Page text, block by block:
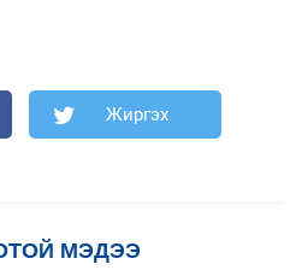
Жиргэх
МЭДЭЭ